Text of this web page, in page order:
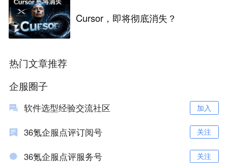
Cursor，即将彻底消失？
热门文章推荐
企服圈子
软件选型经验交流社区 加入
36氪企服点评订阅号 关注
36氪企服点评服务号 关注